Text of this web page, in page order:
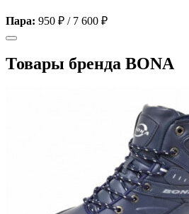
Пара: 950 ₽ / 7 600 ₽
Товары бренда BONA